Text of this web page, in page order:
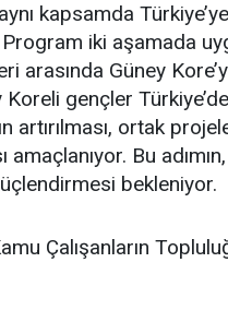
kapsamda
iki aşamada
arasında Güney
gençler
artırılması, ortak
amaçlanıyor. Bu
bekleniyor.
Çalışanların